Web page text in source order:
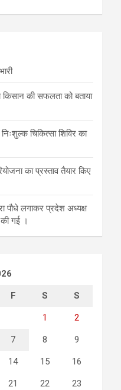
की सफलता को बताया
चिकित्सा शिविर का
का प्रस्ताव तैयार किए
पौधे लगाकर प्रदेश अध्यक्ष
की गई ।
F S S
1 2
7 8 9
14 15 16
21 22 23